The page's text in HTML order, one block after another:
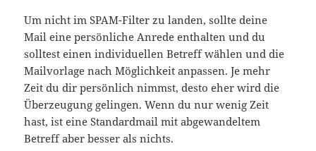
Um nicht im SPAM-Filter zu landen, sollte deine
Mail eine persönliche Anrede enthalten und du
solltest einen individuellen Betreff wählen und die
Mailvorlage nach Möglichkeit anpassen. Je mehr
Zeit du dir persönlich nimmst, desto eher wird die
Überzeugung gelingen. Wenn du nur wenig Zeit
hast, ist eine Standardmail mit abgewandeltem
Betreff aber besser als nichts.